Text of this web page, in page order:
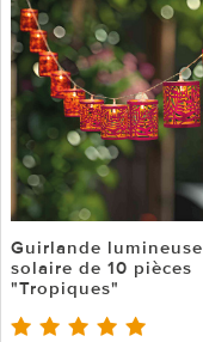
Guirlande lumineuse
solaire de 10 pièces
"Tropiques"